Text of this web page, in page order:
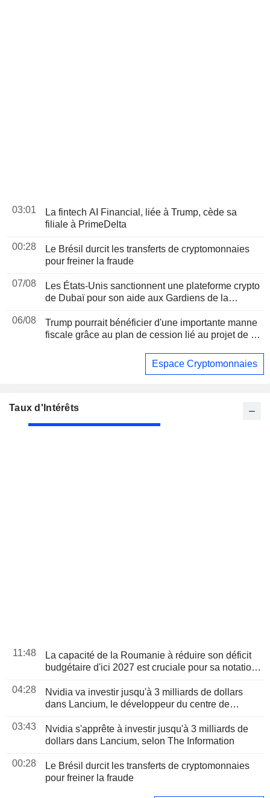
03:01
La fintech AI Financial, liée à Trump, cède sa
filiale à PrimeDelta
00:28
Le Brésil durcit les transferts de cryptomonnaies
pour freiner la fraude
07/08
Les États-Unis sanctionnent une plateforme crypto
de Dubaï pour son aide aux Gardiens de la
06/08
Trump pourrait bénéficier d'une importante manne
fiscale grâce au plan de cession lié au projet de loi
Espace Cryptomonnaies
Taux d'Intérêts
11:48
La capacité de la Roumanie à réduire son déficit
budgétaire d'ici 2027 est cruciale pour sa notation,
04:28
Nvidia va investir jusqu'à 3 milliards de dollars
dans Lancium, le développeur du centre de
03:43
Nvidia s'apprête à investir jusqu'à 3 milliards de
dollars dans Lancium, selon The Information
00:28
Le Brésil durcit les transferts de cryptomonnaies
pour freiner la fraude